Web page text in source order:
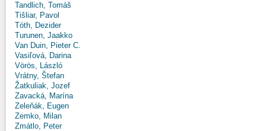
Tandlich, Tomáš
Tišliar, Pavol
Tóth, Dezider
Turunen, Jaakko
Van Duin, Pieter C.
Vasiľová, Darina
Vörös, László
Vrátny, Štefan
Žatkuliak, Jozef
Zavacká, Marína
Zeleňák, Eugen
Zemko, Milan
Zmátlo, Peter